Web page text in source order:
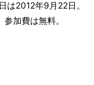
は2012年9月22日。
加費は無料。